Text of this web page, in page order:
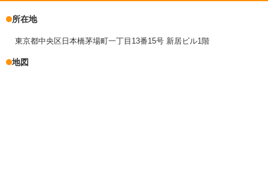
所在地
東京都中央区日本橋茅場町一丁目13番15号 新居ビル1階
地図